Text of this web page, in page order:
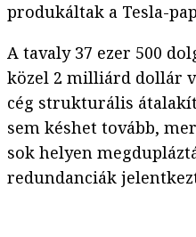
produkáltak a Tesla-
A tavaly 37 ezer 500
közel 2 milliárd dollár
cég strukturális
sem késhet tovább,
sok helyen
redundanciák